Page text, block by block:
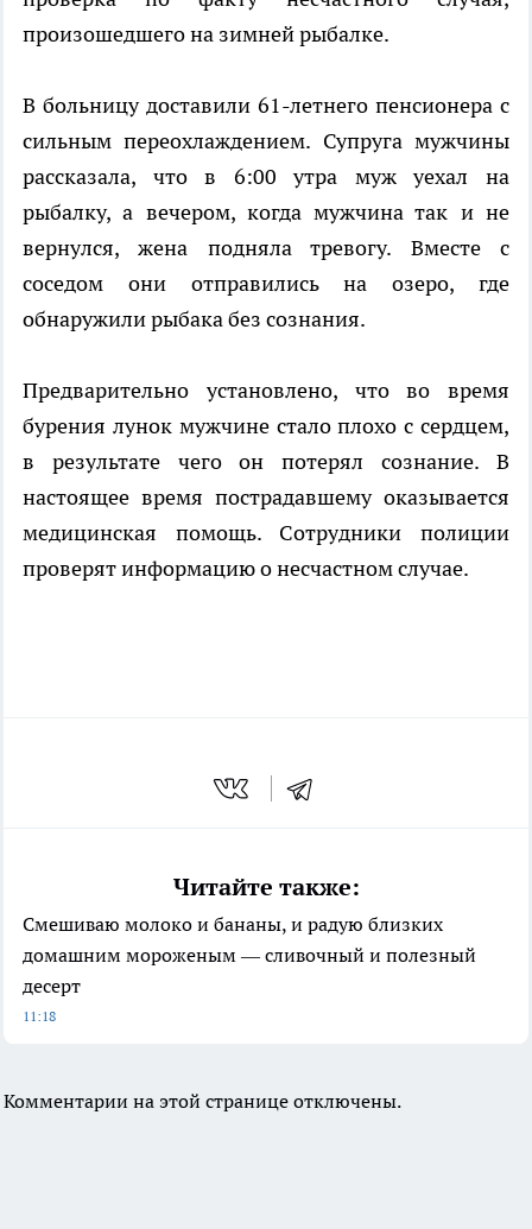
произошедшего на зимней рыбалке.
В больницу доставили 61-летнего пенсионера с
сильным переохлаждением. Супруга мужчины
рассказала, что в 6:00 утра муж уехал на
рыбалку, а вечером, когда мужчина так и не
вернулся, жена подняла тревогу. Вместе с
соседом они отправились на озеро, где
обнаружили рыбака без сознания.
Предварительно установлено, что во время
бурения лунок мужчине стало плохо с сердцем,
в результате чего он потерял сознание. В
настоящее время пострадавшему оказывается
медицинская помощь. Сотрудники полиции
проверят информацию о несчастном случае.
Читайте также:
Смешиваю молоко и бананы, и радую близких
домашним мороженым — сливочный и полезный
десерт
11:18
Комментарии на этой странице отключены.